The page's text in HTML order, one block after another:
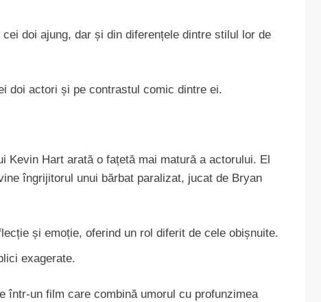
doi ajung, dar și din diferențele dintre stilul lor de
doi actori și pe contrastul comic dintre ei.
Kevin Hart arată o fațetă mai matură a actorului. El
îngrijitorul unui bărbat paralizat, jucat de Bryan
și emoție, oferind un rol diferit de cele obișnuite.
exagerate.
într-un film care combină umorul cu profunzimea